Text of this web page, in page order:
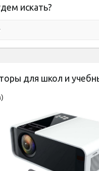
искать?
для школ и